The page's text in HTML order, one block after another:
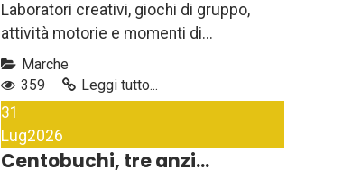
Laboratori creativi, giochi di gruppo,
attività motorie e momenti di...
Marche
359
Leggi tutto...
31
Lug2026
Centobuchi, tre anzi...